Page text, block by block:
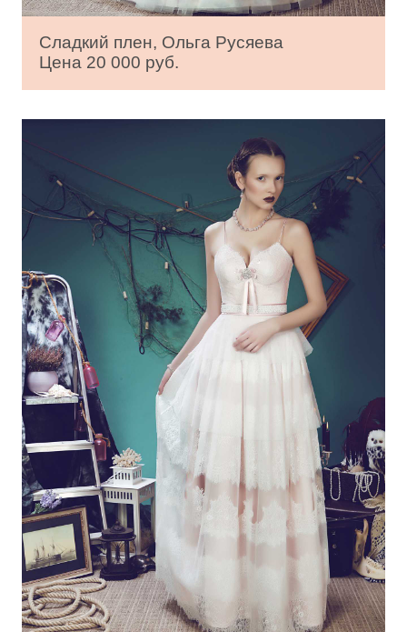
Сладкий плен, Ольга Русяева
Цена 20 000 руб.